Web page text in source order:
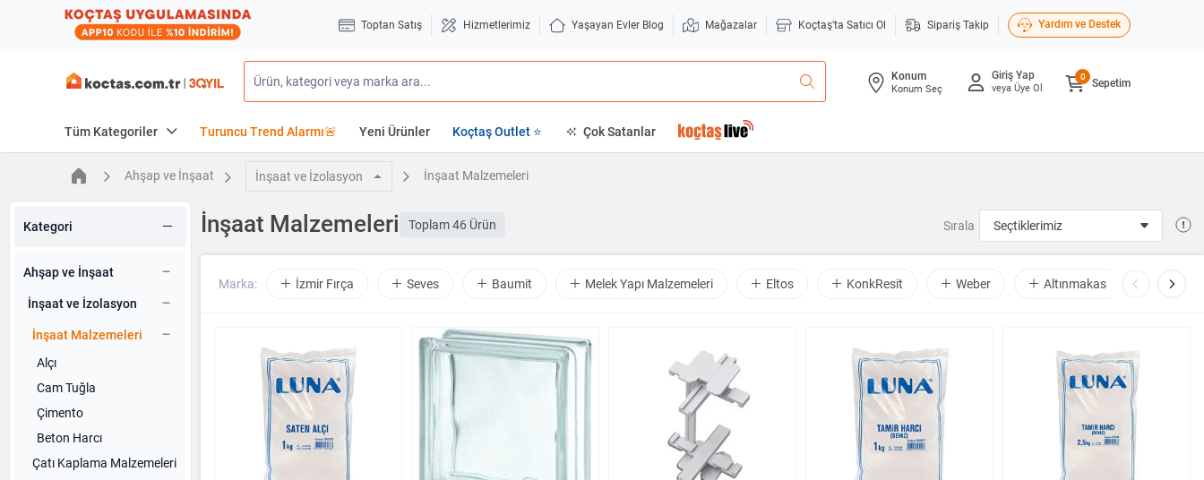
Toptan Satış Hizmetlerimiz Yaşayan Evler Blog Mağazalar Koçtaş'ta Satıcı Ol Sipariş Takip Yardım ve Destek
Konum
Konum Seç
Giriş Yap
veya Üye Ol Sepetim
0
Tüm Kategoriler Turuncu Trend Alarmı🚨 Yeni Ürünler Koçtaş Outlet ⭐ Çok Satanlar
Ahşap ve İnşaat İnşaat ve İzolasyon İnşaat Malzemeleri
Kategori
Ahşap ve İnşaat
İnşaat ve İzolasyon
İnşaat Malzemeleri
Alçı
Cam Tuğla
Çimento
Beton Harcı
Çatı Kaplama Malzemeleri
İnşaat Malzemeleri Toplam46 Ürün Sırala
Marka: İzmir Fırça Seves Baumit Melek Yapı Malzemeleri Eltos KonkResit Weber Altınmakas